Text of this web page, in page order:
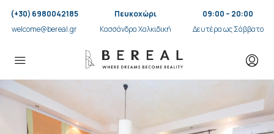
(+30) 6980042185
welcome@bereal.gr
Πευκοχώρι
Κασσάνδρα Χαλκιδική
09:00 – 20:00
Δευτέρα ως Σάββατο